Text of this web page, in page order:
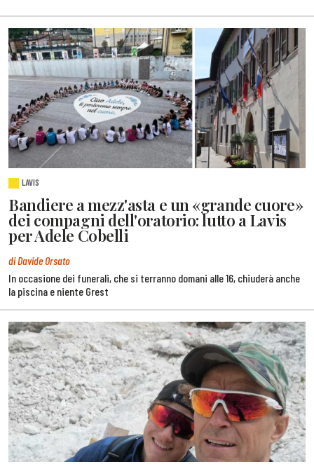
LAVIS
Bandiere a mezz'asta e un «grande cuore»
dei compagni dell'oratorio: lutto a Lavis
per Adele Cobelli
di Davide Orsato
In occasione dei funerali, che si terranno domani alle 16, chiuderà anche
la piscina e niente Grest